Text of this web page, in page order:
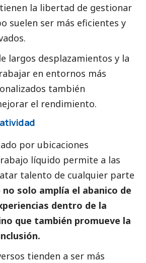
la libertad de gestionar
suelen ser más eficientes y
largos desplazamientos y la
en entornos más
también
el rendimiento.
por ubicaciones
líquido permite a las
talento de cualquier parte
no solo amplía el abanico de
dentro de la
que también promueve la
tienden a ser más